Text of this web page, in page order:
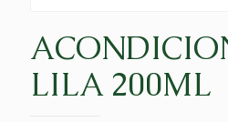
LILA 200ML